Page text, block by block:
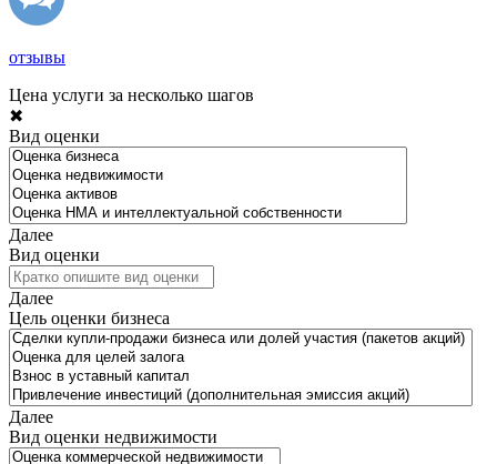
отзывы
Цена услуги за несколько шагов
✖
Вид оценки
Далее
Вид оценки
Далее
Цель оценки бизнеса
Далее
Вид оценки недвижимости